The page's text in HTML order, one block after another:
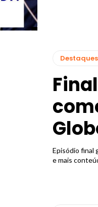
Destaques
Episódio final
e mais